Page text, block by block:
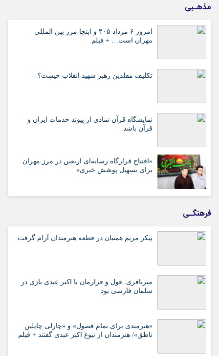
مذهـبی
امروز ۶ مرداد ۴۰۵ و اینجا مرز بین المللی
مهران است… + فیلم
تکلیف مقلدین رهبر شهید انقلاب چیست؟
نمایشگاه قرآن نمادی از پیوند خدمات ایران و
قرآن باشد
«افتتاح قرارگاه رسانه‌ای اربعین در مرز مهران
برای تسهیل پوشش خبری»
فرهنگـی
پیکر مریم همتیان در قطعه هنرمندان آرام گرفت
میرباقری: قول و قرارمان با اکبر عبدی بازی در
سلمان فارسی بود
«هنرمندی برای تمام فصول» و «چارلی چاپلین
ناطق»/ هنرمندان از نبوغ اکبر عبدی گفتند + فیلم